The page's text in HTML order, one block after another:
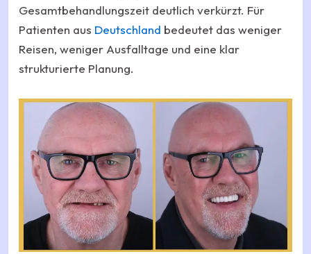
Gesamtbehandlungszeit deutlich verkürzt. Für
Patienten aus Deutschland bedeutet das weniger
Reisen, weniger Ausfalltage und eine klar
strukturierte Planung.